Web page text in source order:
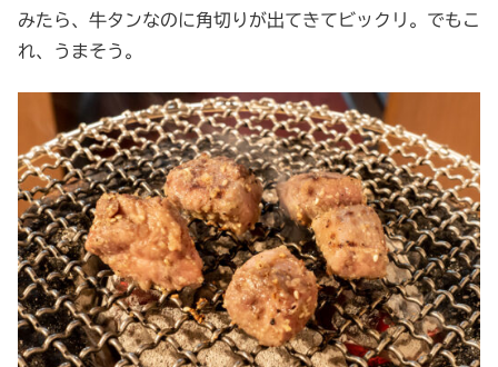
みたら、牛タンなのに角切りが出てきてビックリ。でもこ
れ、うまそう。